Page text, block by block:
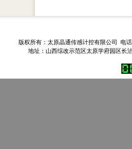
版权所有：太原晶通传感计控有限公司 电
地址：山西综改示范区太原学府园区长